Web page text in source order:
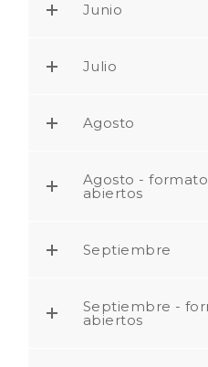
Junio
Julio
Agosto
Agosto -
abiertos
Septiembre
Septiembre -
abiertos